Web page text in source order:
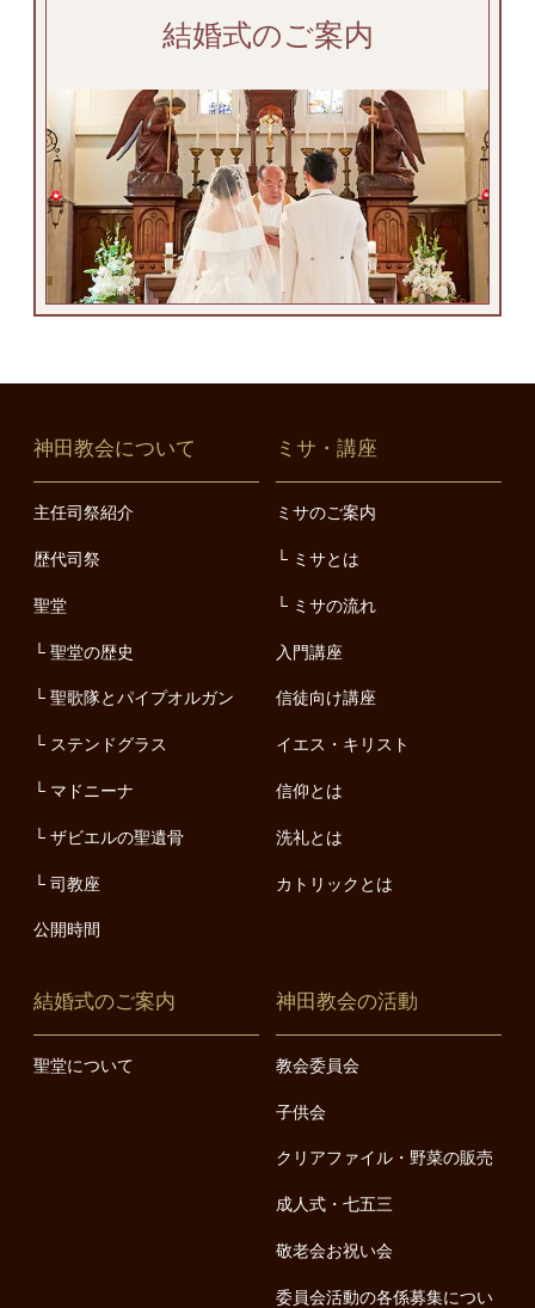
結婚式のご案内
神田教会について
主任司祭紹介
歴代司祭
聖堂
聖堂の歴史
聖歌隊とパイプオルガン
ステンドグラス
マドニーナ
ザビエルの聖遺骨
司教座
公開時間
ミサ・講座
ミサのご案内
ミサとは
ミサの流れ
入門講座
信徒向け講座
イエス・キリスト
信仰とは
洗礼とは
カトリックとは
結婚式のご案内
聖堂について
神田教会の活動
教会委員会
子供会
クリアファイル・野菜の販売
成人式・七五三
敬老会お祝い会
委員会活動の各係募集につい